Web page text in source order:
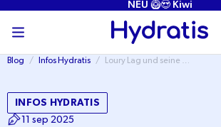
INHALTEN
NEU 🥝😍 Kiwi
Blog / Infos Hydratis / Loury Lag und seine Töchter überqueren mit Hydratis die Pyrenäen.
INFOS HYDRATIS
11 sep 2025